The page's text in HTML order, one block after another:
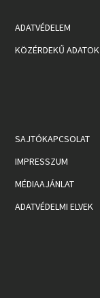
ADATVÉDELEM
KÖZÉRDEKŰ ADATOK
SAJTÓKAPCSOLAT
IMPRESSZUM
MÉDIAAJÁNLAT
ADATVÉDELMI ELVEK